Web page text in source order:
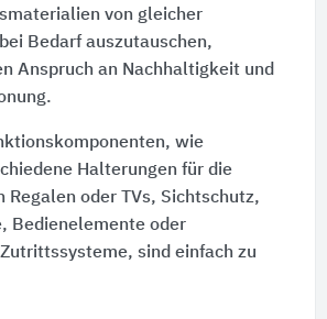
von gleicher
Bedarf auszutauschen,
Anspruch an Nachhaltigkeit und
wie
Halterungen für die
Regalen oder TVs, Sichtschutz,
Bedienelemente oder
sind einfach zu